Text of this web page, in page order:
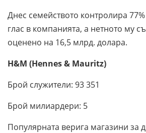
Днес семейството контролира
глас в компанията, а нетното му
оценено на 16,5 млрд. долара.
H&M (Hennes & Mauritz)
Брой служители: 93 351
Брой милиардери: 5
Популярната верига магазини за